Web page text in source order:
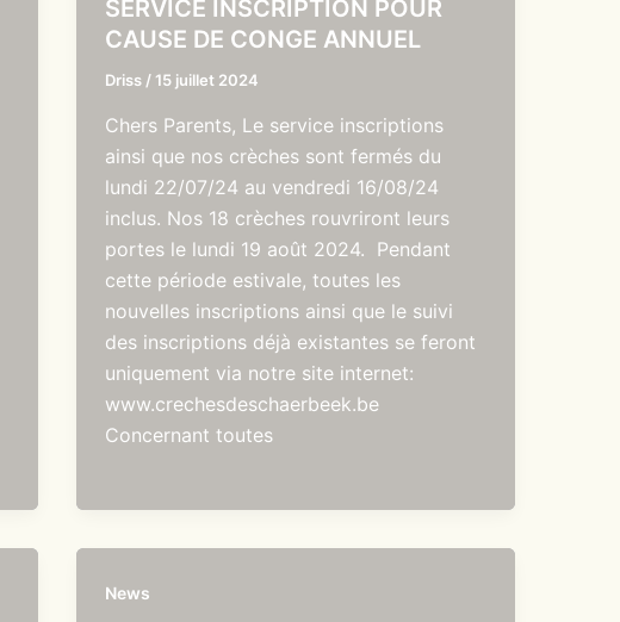
SERVICE INSCRIPTION POUR
CAUSE DE CONGE ANNUEL
Driss / 15 juillet 2024
Chers Parents, Le service inscriptions
ainsi que nos crèches sont fermés du
lundi 22/07/24 au vendredi 16/08/24
inclus. Nos 18 crèches rouvriront leurs
portes le lundi 19 août 2024. Pendant
cette période estivale, toutes les
nouvelles inscriptions ainsi que le suivi
des inscriptions déjà existantes se feront
uniquement via notre site internet:
www.crechesdeschaerbeek.be
Concernant toutes
News